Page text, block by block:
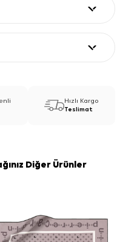
Hızlı Kargo
Teslimat
Diğer Ürünler